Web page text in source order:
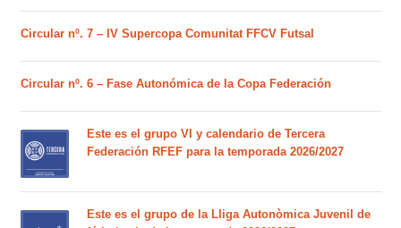
Circular nº. 7 – IV Supercopa Comunitat FFCV Futsal
Circular nº. 6 – Fase Autonómica de la Copa Federación
Este es el grupo VI y calendario de Tercera
Federación RFEF para la temporada 2026/2027
Este es el grupo de la Lliga Autonòmica Juvenil de